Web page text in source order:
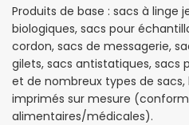
Produits de base : sacs à linge
biologiques, sacs pour
cordon, sacs de messagerie,
gilets, sacs antistatiques, sacs
et de nombreux types de sacs,
imprimés sur mesure
alimentaires/médicales).